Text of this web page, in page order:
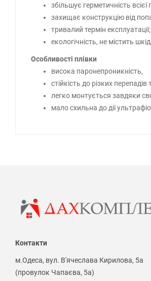
збільшує герметичність всієї
захищає конструкцію від
тривалий термін експлуатації;
екологічність, не містить
Особливості плівки
висока паронепроникність,
стійкість до різких
легко монтується завдяки
мало схильна до дії
Контакти
м.Одеса, вул. В'ячеслава Кирилова, 5а
(провулок Чапаєва, 5а)